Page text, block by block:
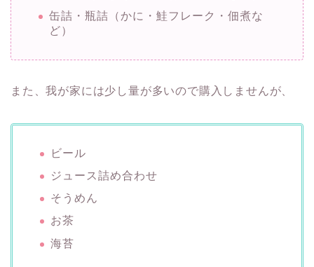
缶詰・瓶詰（かに・鮭フレーク・佃煮な
ど）
また、我が家には少し量が多いので購入しませんが、
ビール
ジュース詰め合わせ
そうめん
お茶
海苔